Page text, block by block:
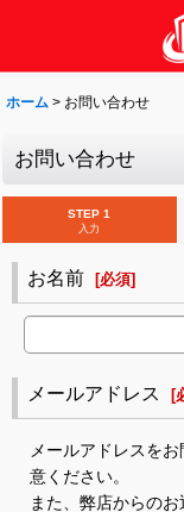
ホーム > お問い合わせ
お問い合わせ
STEP 1
入力
お名前 [必須]
メールアドレス [
メールアドレスを
意ください。
また、弊店からの